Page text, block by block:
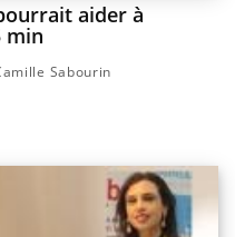
aider à
min
Sabourin